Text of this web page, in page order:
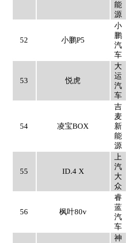
能
源
52 小鹏P5
小
鹏
汽
车
53 悦虎
大
运
汽
车
54 凌宝BOX
吉
麦
新
能
源
55 ID.4 X
上
汽
大
众
56 枫叶80v
睿
蓝
汽
车
神